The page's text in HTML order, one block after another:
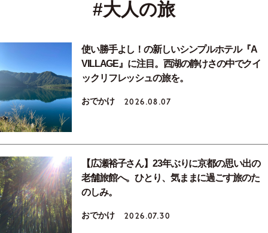
#大人の旅
使い勝手よし！の新しいシンプルホテル『A
VILLAGE』に注目。西湖の静けさの中でクイ
ックリフレッシュの旅を。
おでかけ 2026.08.07
【広瀬裕子さん】23年ぶりに京都の思い出の
老舗旅館へ。ひとり、気ままに過ごす旅のた
のしみ。
おでかけ 2026.07.30